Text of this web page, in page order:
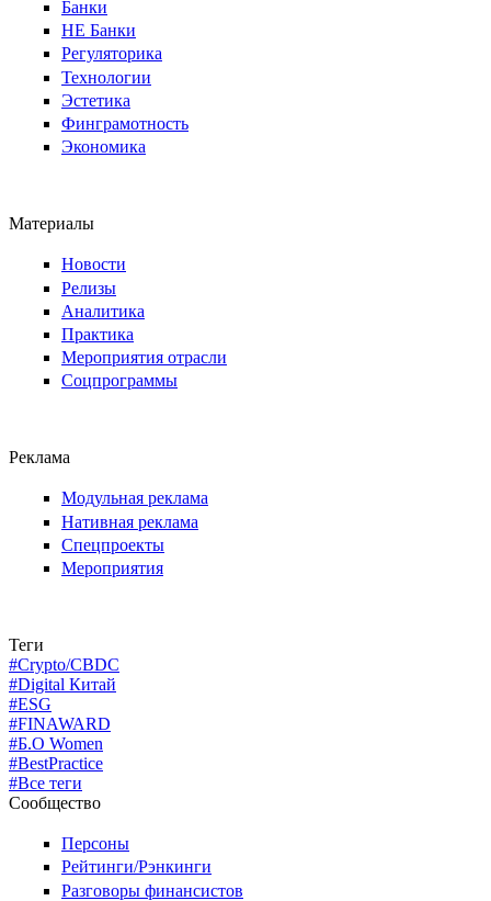
Банки
НЕ Банки
Регуляторика
Технологии
Эстетика
Финграмотность
Экономика
Материалы
Новости
Релизы
Аналитика
Практика
Мероприятия отрасли
Соцпрограммы
Реклама
Модульная реклама
Нативная реклама
Спецпроекты
Мероприятия
Теги
#Crypto/CBDC
#Digital Китай
#ESG
#FINAWARD
#Б.О Women
#BestPractice
#Все теги
Сообщество
Персоны
Рейтинги/Рэнкинги
Разговоры финансистов